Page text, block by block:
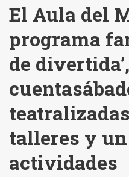
El Aula del
programa
de divertida’,
talleres y
actividades